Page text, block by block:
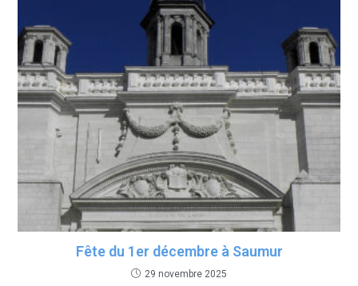
Fête du 1er décembre à Saumur
29 novembre 2025